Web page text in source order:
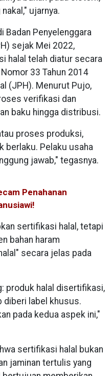
ujarnya.
Badan Penyelenggara
sejak Mei 2022,
halal telah diatur secara
33 Tahun 2014
(JPH). Menurut Pujo,
verifikasi dan
baku hingga distribusi.
proses produksi,
berlaku. Pelaku usaha
jawab," tegasnya.
Penahanan
sertifikasi halal, tetapi
bahan haram
secara jelas pada
produk halal disertifikasi,
diberi label khusus.
pada kedua aspek ini,"
sertifikasi halal bukan
jaminan tertulis yang